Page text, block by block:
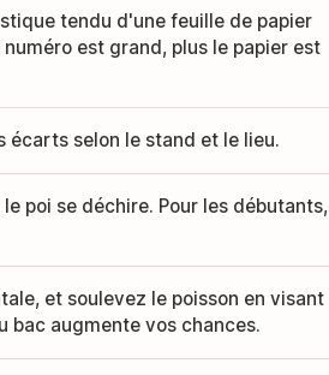
tendu d'une feuille de papier
est grand, plus le papier est
selon le stand et le lieu.
poi se déchire. Pour les débutants,
et soulevez le poisson en visant
bac augmente vos chances.